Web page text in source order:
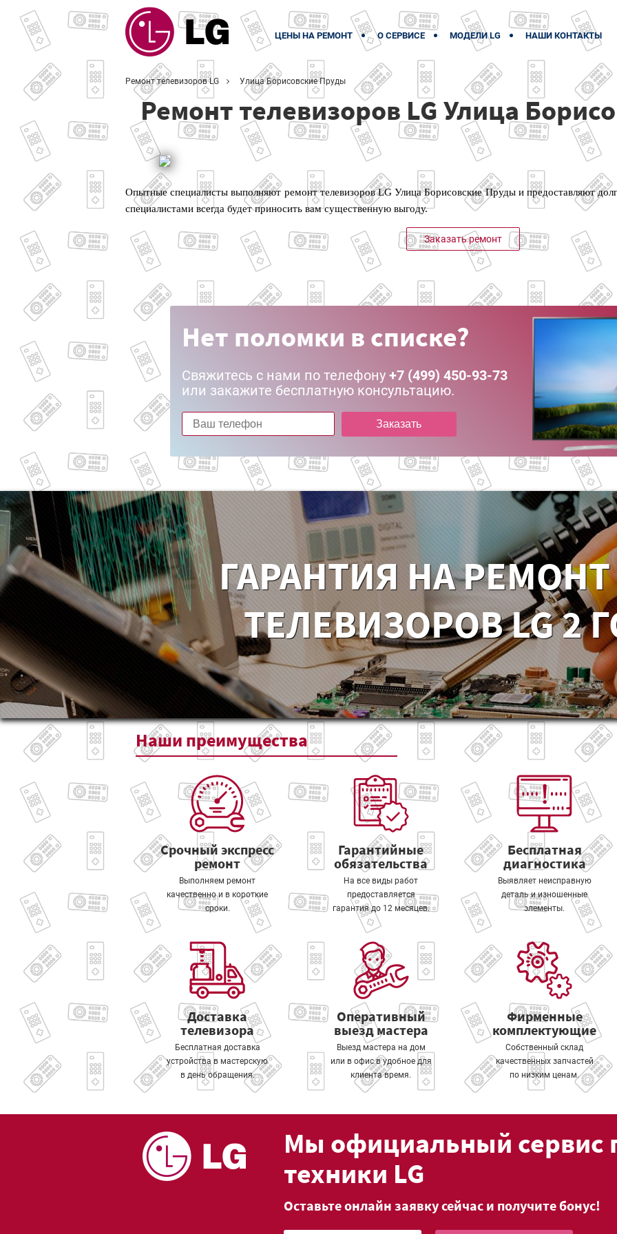
ЦЕНЫ НА РЕМОНТ О СЕРВИСЕ МОДЕЛИ LG НАШИ КОНТАКТЫ
Ремонт телевизоров LG Улица Борисовские Пруды
Ремонт телевизоров LG Улица
Опытные специалисты выполняют ремонт телевизоров LG Улица Борисовские Пруды и предоставляют
специалистами всегда будет приносить вам существенную выгоду.
Заказать ремонт
Нет поломки в списке?
Свяжитесь с нами по телефону +7 (499) 450-93-73
или закажите бесплатную консультацию.
Заказать
ГАРАНТИЯ НА РЕМОНТ
ТЕЛЕВИЗОРОВ LG 2
Наши преимущества
Срочный экспресс
ремонт
Выполняем ремонт
качественно и в короткие
сроки.
Гарантийные
обязательства
На все виды работ
предоставляется
гарантия до 12 месяцев.
Бесплатная
диагностика
Выявляет неисправную
деталь и изношенные
элементы.
Доставка
телевизора
Бесплатная доставка
устройства в мастерскую
в день обращения.
Оперативный
выезд мастера
Выезд мастера на дом
или в офис в удобное для
клиента время.
Фирменные
комплектующие
Собственный склад
качественных запчастей
по низким ценам.
Мы официальный сервис
техники LG
Оставьте онлайн заявку сейчас и получите бонус!